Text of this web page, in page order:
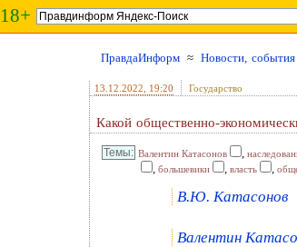
18+
ПравдаИнформ ≈ Новости, события
13.12.2022 , 19:20 Государство
Какой общественно-
Валентин Катасонов ,
, большевики , власть ,
В.Ю. Катасонов
Валентин